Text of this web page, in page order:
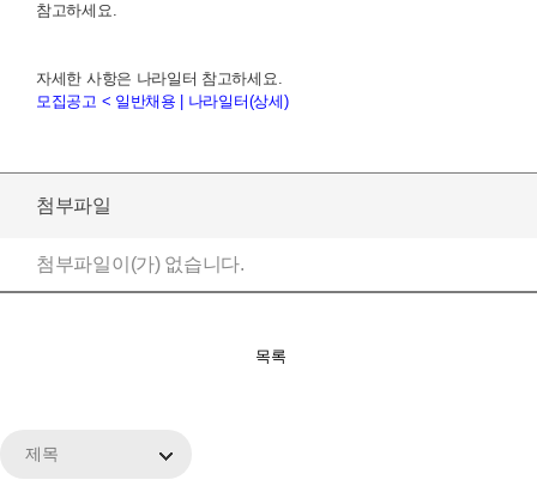
참고하세요.
자세한 사항은 나라일터 참고하세요.
모집공고 < 일반채용 | 나라일터(상세)
첨부파일
첨부파일이(가) 없습니다.
목록
제목